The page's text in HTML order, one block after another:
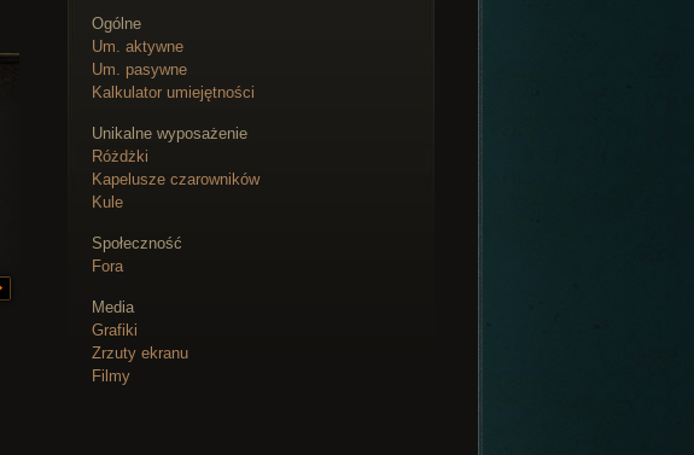
Ogólne
Um. aktywne
Um. pasywne
Kalkulator umiejętności
Unikalne wyposażenie
Różdżki
Kapelusze czarowników
Kule
Społeczność
Fora
Media
Grafiki
Zrzuty ekranu
Filmy